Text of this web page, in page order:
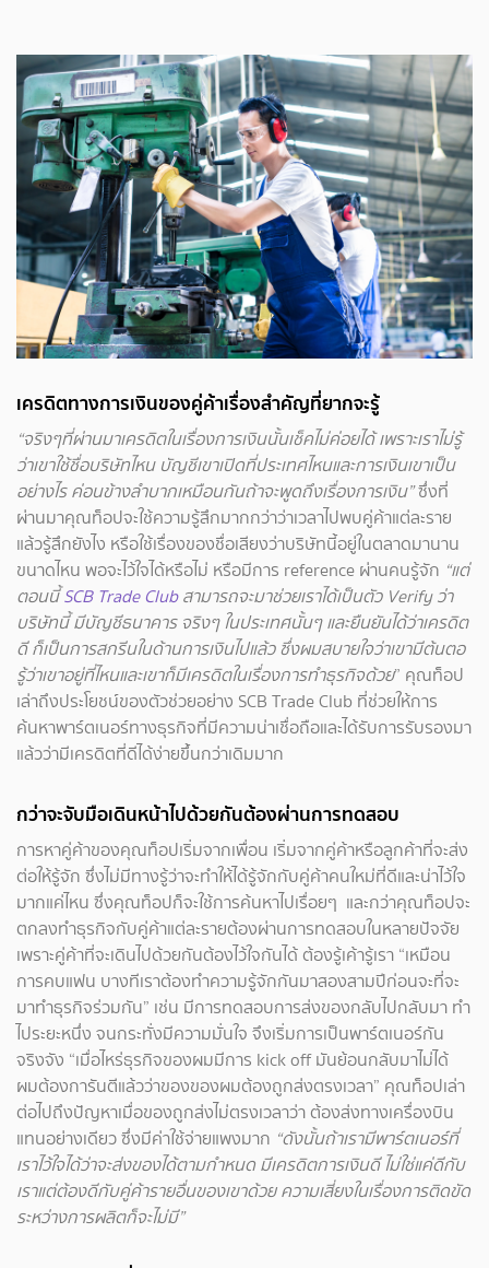
เครดิตทางการเงินของคู่ค้าเรื่องสำคัญที่ยากจะรู้
“จริงๆที่ผ่านมาเครดิตในเรื่องการเงินนั้นเช็คไม่ค่อยได้ เพราะเราไม่รู้
ว่าเขาใช้ชื่อบริษัทไหน บัญชีเขาเปิดที่ประเทศไหนและการเงินเขาเป็น
อย่างไร ค่อนข้างลำบากเหมือนกันถ้าจะพูดถึงเรื่องการเงิน”ซึ่งที่
ผ่านมาคุณท็อปจะใช้ความรู้สึกมากกว่าว่าเวลาไปพบคู่ค้าแต่ละราย
แล้วรู้สึกยังไง หรือใช้เรื่องของชื่อเสียงว่าบริษัทนี้อยู่ในตลาดมานาน
ขนาดไหน พอจะไว้ใจได้หรือไม่ หรือมีการ reference ผ่านคนรู้จัก “แต่
ตอนนี้SCB Trade Clubสามารถจะมาช่วยเราได้เป็นตัว Verify ว่า
บริษัทนี้ มีบัญชีธนาคาร จริงๆ ในประเทศนั้นๆ และยืนยันได้ว่าเครดิต
ดี ก็เป็นการสกรีนในด้านการเงินไปแล้ว ซึ่งผมสบายใจว่าเขามีต้นตอ
รู้ว่าเขาอยู่ที่ไหนและเขาก็มีเครดิตในเรื่องการทำธุรกิจด้วย” คุณท็อป
เล่าถึงประโยชน์ของตัวช่วยอย่าง SCB Trade Club ที่ช่วยให้การ
ค้นหาพาร์ตเนอร์ทางธุรกิจที่มีความน่าเชื่อถือและได้รับการรับรองมา
แล้วว่ามีเครดิตที่ดีได้ง่ายขึ้นกว่าเดิมมาก
กว่าจะจับมือเดินหน้าไปด้วยกันต้องผ่านการทดสอบ
การหาคู่ค้าของคุณท็อปเริ่มจากเพื่อน เริ่มจากคู่ค้าหรือลูกค้าที่จะส่ง
ต่อให้รู้จัก ซึ่งไม่มีทางรู้ว่าจะทำให้ได้รู้จักกับคู่ค้าคนใหม่ที่ดีและน่าไว้ใจ
มากแค่ไหน ซึ่งคุณท็อปก็จะใช้การค้นหาไปเรื่อยๆ และกว่าคุณท็อปจะ
ตกลงทำธุรกิจกับคู่ค้าแต่ละรายต้องผ่านการทดสอบในหลายปัจจัย
เพราะคู่ค้าที่จะเดินไปด้วยกันต้องไว้ใจกันได้ ต้องรู้เค้ารู้เรา “เหมือน
การคบแฟน บางทีเราต้องทำความรู้จักกันมาสองสามปีก่อนจะที่จะ
มาทำธุรกิจร่วมกัน” เช่น มีการทดสอบการส่งของกลับไปกลับมา ทำ
ไประยะหนึ่ง จนกระทั่งมีความมั่นใจ จึงเริ่มการเป็นพาร์ตเนอร์กัน
จริงจัง “เมื่อไหร่ธุรกิจของผมมีการ kick off มันย้อนกลับมาไม่ได้
ผมต้องการันตีแล้วว่าของของผมต้องถูกส่งตรงเวลา” คุณท็อปเล่า
ต่อไปถึงปัญหาเมื่อของถูกส่งไม่ตรงเวลาว่า ต้องส่งทางเครื่องบิน
แทนอย่างเดียว ซึ่งมีค่าใช้จ่ายแพงมาก “ดังนั้นถ้าเรามีพาร์ตเนอร์ที่
เราไว้ใจได้ว่าจะส่งของได้ตามกำหนด มีเครดิตการเงินดี ไม่ใช่แค่ดีกับ
เราแต่ต้องดีกับคู่ค้ารายอื่นของเขาด้วย ความเสี่ยงในเรื่องการติดขัด
ระหว่างการผลิตก็จะไม่มี”